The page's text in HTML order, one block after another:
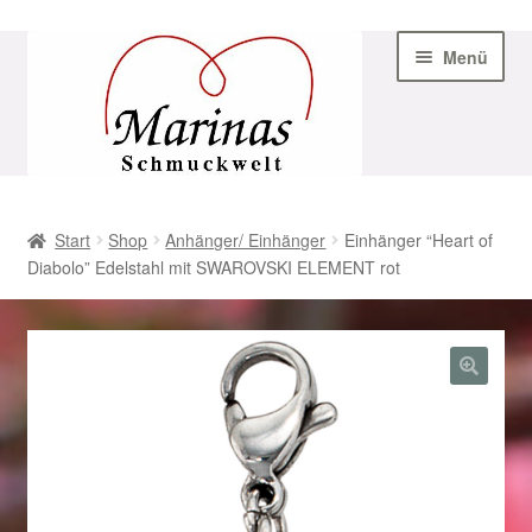
Navigation
Menü
AGB
Beispiel-Seite
Geschenke zu Ostern 2023
Geschenke zu Ostern 2024
Start Shop Anhänger/ Einhänger
Einhänger “Heart of
Diabolo” Edelstahl mit SWAROVSKI ELEMENT rot